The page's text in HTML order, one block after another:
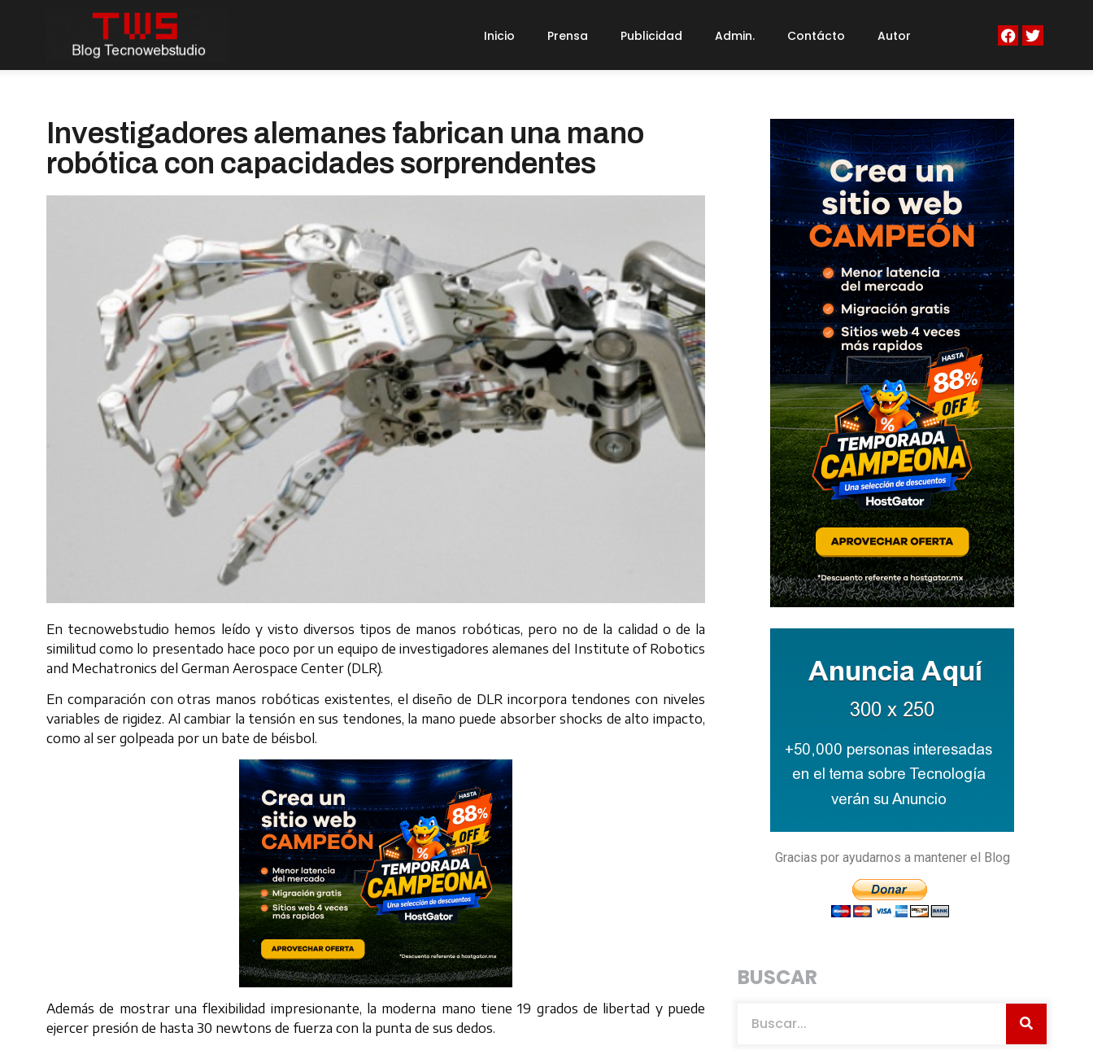
Inicio Prensa Publicidad Admin. Contácto Autor
Investigadores alemanes fabrican una mano
robótica con capacidades sorprendentes
En tecnowebstudio hemos leído y visto diversos tipos de manos robóticas, pero no de la calidad o de la
similitud como lo presentado hace poco por un equipo de investigadores alemanes del Institute of Robotics
and Mechatronics del German Aerospace Center (DLR).
En comparación con otras manos robóticas existentes, el diseño de DLR incorpora tendones con niveles
variables de rigidez. Al cambiar la tensión en sus tendones, la mano puede absorber shocks de alto impacto,
como al ser golpeada por un bate de béisbol.
Además de mostrar una flexibilidad impresionante, la moderna mano tiene 19 grados de libertad y puede
ejercer presión de hasta 30 newtons de fuerza con la punta de sus dedos.
Gracias por ayudarnos a mantener el Blog
BUSCAR